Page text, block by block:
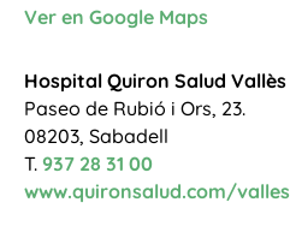
Ver en Google Maps
Hospital Quiron Salud Vallès
Paseo de Rubió i Ors, 23.
08203, Sabadell
T. 937 28 31 00
www.quironsalud.com/valles